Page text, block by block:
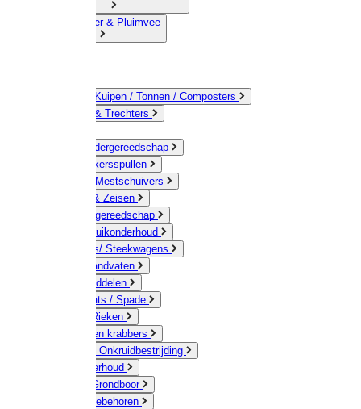
12) Kleindier & Pluimvee
Emmers / Kuipen / Tonnen / Composters
Jerrycans & Trechters
Hand-/ Kindergereedschap
Stratenmakersspullen
Sneeuw- / Mestschuivers
Baggeren & Zeisen
Elektrisch gereedschap
Boom / Struikonderhoud
Kruiwagens/ Steekwagens
Stelen / Handvaten
Tuinhulpmiddelen
Schop / Bats / Spade
Vorken & Rieken
Cultivator en krabbers
Schoffels / Onkruidbestrijding
Gazononderhoud
Hamers / Grondboor
Sledes / toebehoren